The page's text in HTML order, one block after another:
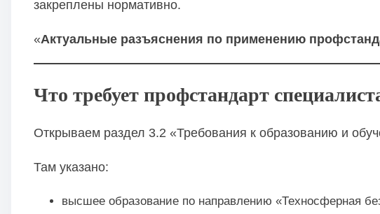
закреплены нормативно.
«Актуальные разъяснения по применению
Что требует профстандарт
Открываем раздел 3.2 «Требования к образованию и
Там указано:
высшее образование по направлению «Техносферная